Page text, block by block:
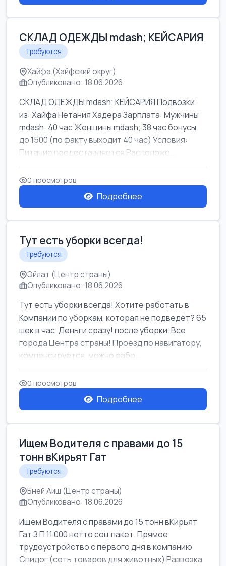
СКЛАД ОДЕЖДЫ mdash; КЕЙСАРИЯ
Требуются
Хайфа (Хайфский округ)
Опубликовано: 18.06.2026
СКЛАД ОДЕЖДЫ mdash; КЕЙСАРИЯ Подвозки
из: Хайфа Нетания Хадера Зарплата: Мужчины
mdash; 40 час Женщины mdash; 38 час бонусы
до 1500 (по факту выходит 40 час) Условия:
Питание предоставляется Расположе...
0 просмотров
Подробнее
Тут есть уборки всегда!
Требуются
Эйлат (Центр страны)
Опубликовано: 18.06.2026
Тут есть уборки всегда! Хотите работать в
Компании по уборкам, которая не подведёт? 65
шек в час. Деньги сразу! после уборки. Все
города Центра страны! Проезд по навигатору,
компенсируется. можно рабо...
0 просмотров
Подробнее
Ищем Водителя с правами до 15
тонн вКирьят Гат
Требуются
Бней Аиш (Центр страны)
Опубликовано: 18.06.2026
Ищем Водителя с правами до 15 тонн вКирьят
Гат З П 11.000 нетто соц.пакет. Прямое
трудоустройство с первого дня в компанию
Спидог (сеть товаров для животных) Развозка